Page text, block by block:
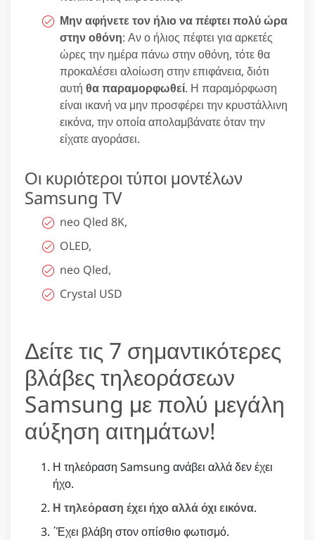
Μην αφήνετε τον ήλιο να πέφτει πολύ ώρα
στην οθόνη: Αν ο ήλιος πέφτει για αρκετές
ώρες την ημέρα πάνω στην οθόνη, τότε θα
προκαλέσει αλοίωση στην επιφάνεια, διότι
αυτή θα παραμορφωθεί. Η παραμόρφωση
είναι ικανή να μην προσφέρει την κρυστάλλινη
εικόνα, την οποία απολαμβάνατε όταν την
είχατε αγοράσει.
Οι κυριότεροι τύποι μοντέλων
Samsung TV
neo Qled 8K,
OLED,
neo Qled,
Crystal USD
Δείτε τις 7 σημαντικότερες
βλάβες τηλεοράσεων
Samsung με πολύ μεγάλη
αύξηση αιτημάτων!
Η τηλεόραση Samsung ανάβει αλλά δεν έχει
ήχο.
Η τηλεόραση έχει ήχο αλλά όχι εικόνα.
΄Έχει βλάβη στον οπίσθιο φωτισμό.